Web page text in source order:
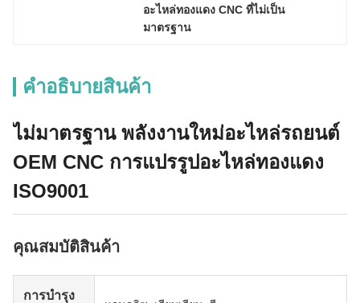
อะไหล่ทองแดง CNC ที่ไม่เป็น
มาตรฐาน
คําอธิบายสินค้า
ไม่มาตรฐาน พลังงานใหม่อะไหล่รถยนต์
OEM CNC การแปรรูปอะไหล่ทองแดง
ISO9001
คุณสมบัติสินค้า
การบํารุง